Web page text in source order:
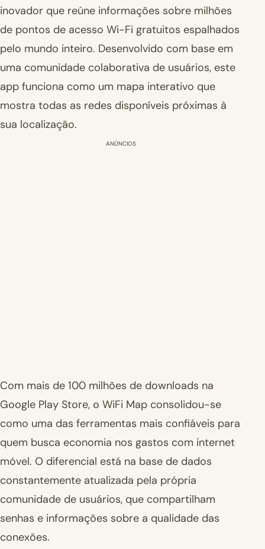
inovador que reúne informações sobre milhões
de pontos de acesso Wi-Fi gratuitos espalhados
pelo mundo inteiro. Desenvolvido com base em
uma comunidade colaborativa de usuários, este
app funciona como um mapa interativo que
mostra todas as redes disponíveis próximas à
sua localização.
ANÚNCIOS
Com mais de 100 milhões de downloads na
Google Play Store, o WiFi Map consolidou-se
como uma das ferramentas mais confiáveis para
quem busca economia nos gastos com internet
móvel. O diferencial está na base de dados
constantemente atualizada pela própria
comunidade de usuários, que compartilham
senhas e informações sobre a qualidade das
conexões.